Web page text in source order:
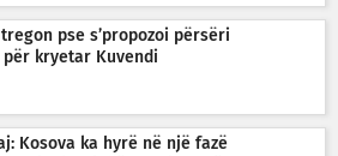
pse s’propozoi përsëri
për kryetar Kuvendi
Kosova ka hyrë në një fazë